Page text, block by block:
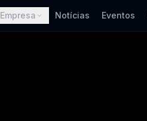
Empresa Notícias Eventos